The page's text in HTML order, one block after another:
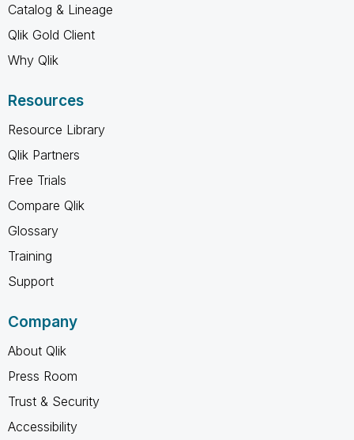
Catalog & Lineage
Qlik Gold Client
Why Qlik
Resources
Resource Library
Qlik Partners
Free Trials
Compare Qlik
Glossary
Training
Support
Company
About Qlik
Press Room
Trust & Security
Accessibility